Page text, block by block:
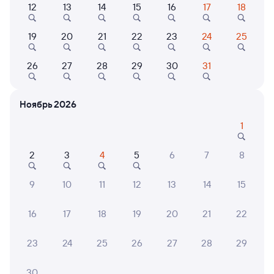
Найдём билет на поезд за вас
Даже если сейчас нет мест
Искать билеты
Отели в Сочи
Отель
комплекс «Дивный»
Отель
Парк
12 13 14 15 16 17 18
19 20 21 22 23 24 25
26 27 28 29 30 31
Ноябрь 2026
1
2 3 4 5 6 7 8
9 10 11 12 13 14 15
16 17 18 19 20 21 22
23 24 25 26 27 28 29